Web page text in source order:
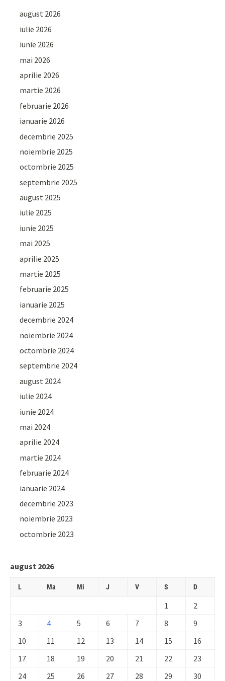
august 2026
iulie 2026
iunie 2026
mai 2026
aprilie 2026
martie 2026
februarie 2026
ianuarie 2026
decembrie 2025
noiembrie 2025
octombrie 2025
septembrie 2025
august 2025
iulie 2025
iunie 2025
mai 2025
aprilie 2025
martie 2025
februarie 2025
ianuarie 2025
decembrie 2024
noiembrie 2024
octombrie 2024
septembrie 2024
august 2024
iulie 2024
iunie 2024
mai 2024
aprilie 2024
martie 2024
februarie 2024
ianuarie 2024
decembrie 2023
noiembrie 2023
octombrie 2023
august 2026
L Ma Mi J V S D
1
2
3
4 5 6 7 8
9
10
11 12 13 14 15
16
17
18 19 20 21 22
23
24
25 26 27 28 29 30